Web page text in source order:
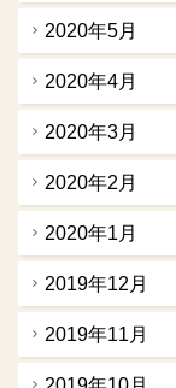
2020年5月
2020年4月
2020年3月
2020年2月
2020年1月
2019年12月
2019年11月